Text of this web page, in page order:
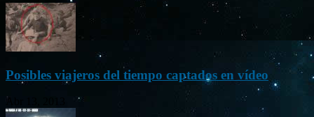
Posibles viajeros del tiempo captados en vídeo
Abr 13, 2013